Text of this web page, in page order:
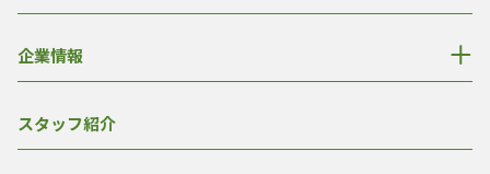
企業情報
スタッフ紹介